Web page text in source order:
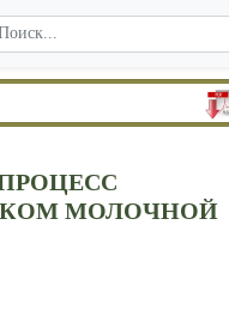
МОЛОЧНОЙ